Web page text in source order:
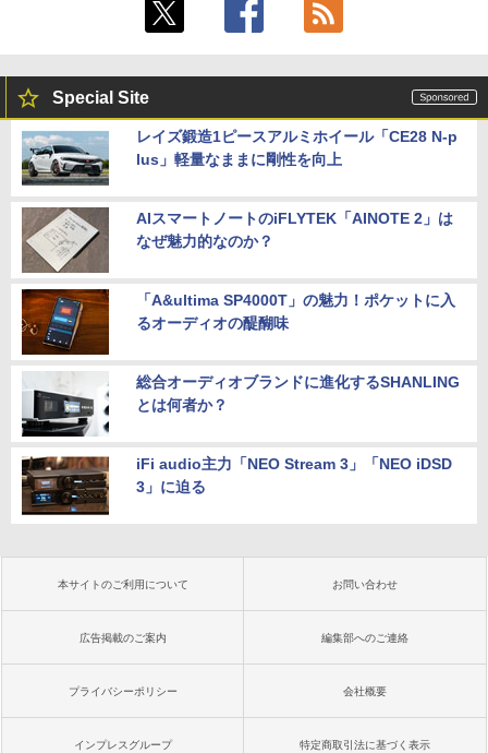
Special Site
レイズ鍛造1ピースアルミホイール「CE28 N-p
lus」軽量なままに剛性を向上
AIスマートノートのiFLYTEK「AINOTE 2」は
なぜ魅力的なのか？
「A&ultima SP4000T」の魅力！ポケットに入
るオーディオの醍醐味
総合オーディオブランドに進化するSHANLING
とは何者か？
iFi audio主力「NEO Stream 3」「NEO iDSD
3」に迫る
本サイトのご利用について お問い合わせ
広告掲載のご案内 編集部へのご連絡
プライバシーポリシー 会社概要
インプレスグループ 特定商取引法に基づく表示